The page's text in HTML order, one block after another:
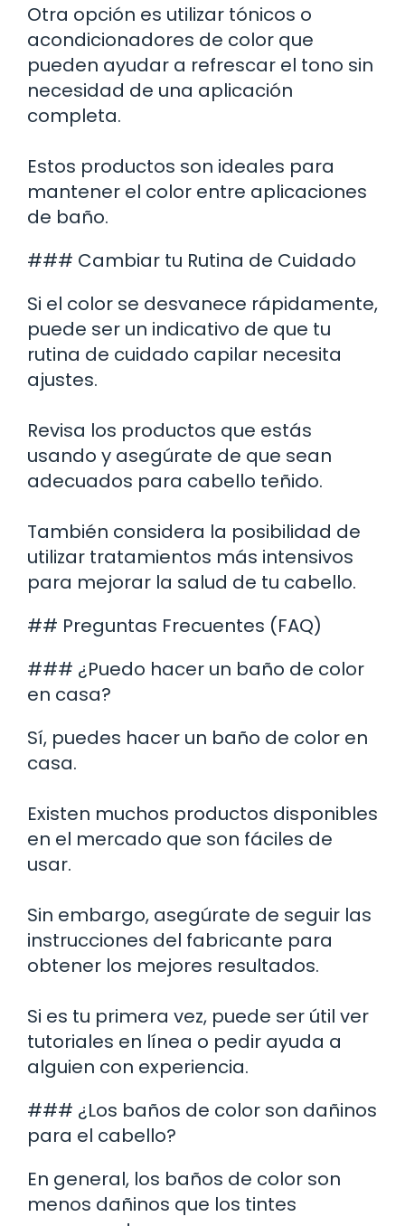
Otra opción es utilizar tónicos o
acondicionadores de color que
pueden ayudar a refrescar el tono sin
necesidad de una aplicación
completa.
Estos productos son ideales para
mantener el color entre aplicaciones
de baño.
### Cambiar tu Rutina de Cuidado
Si el color se desvanece rápidamente,
puede ser un indicativo de que tu
rutina de cuidado capilar necesita
ajustes.
Revisa los productos que estás
usando y asegúrate de que sean
adecuados para cabello teñido.
También considera la posibilidad de
utilizar tratamientos más intensivos
para mejorar la salud de tu cabello.
## Preguntas Frecuentes (FAQ)
### ¿Puedo hacer un baño de color
en casa?
Sí, puedes hacer un baño de color en
casa.
Existen muchos productos disponibles
en el mercado que son fáciles de
usar.
Sin embargo, asegúrate de seguir las
instrucciones del fabricante para
obtener los mejores resultados.
Si es tu primera vez, puede ser útil ver
tutoriales en línea o pedir ayuda a
alguien con experiencia.
### ¿Los baños de color son dañinos
para el cabello?
En general, los baños de color son
menos dañinos que los tintes